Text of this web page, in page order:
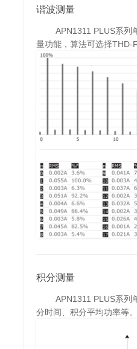
谐波测量
APN1311 PLUS系列单
量功能，算法可选择THD-
积分测量
APN1311 PLUS系列单
分时间、积分平均功率等。